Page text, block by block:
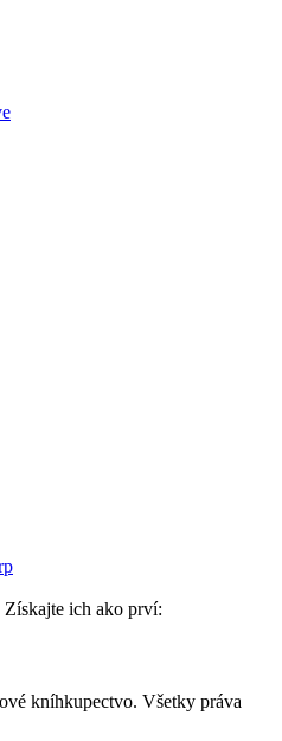
ich ako prví:
kníhkupectvo. Všetky práva